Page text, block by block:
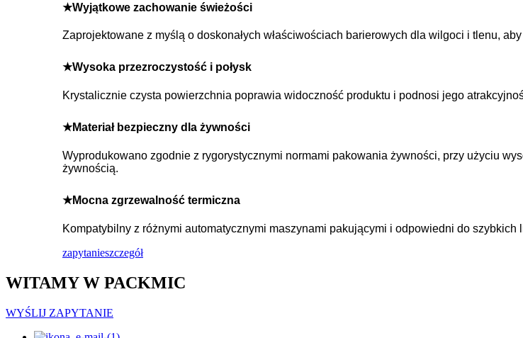
★Wyjątkowe zachowanie świeżości
Zaprojektowane z myślą o doskonałych właściwościach barierowych dla wilgoci i tlenu,
★Wysoka przezroczystość i połysk
Krystalicznie czysta powierzchnia poprawia widoczność produktu i podnosi jego
★Materiał bezpieczny dla żywności
Wyprodukowano zgodnie z rygorystycznymi normami pakowania żywności, przy użyciu
żywnością.
★Mocna zgrzewalność termiczna
Kompatybilny z różnymi automatycznymi maszynami pakującymi i odpowiedni do szybkich
zapytanieszczegół
WITAMY W PACKMIC
WYŚLIJ ZAPYTANIE